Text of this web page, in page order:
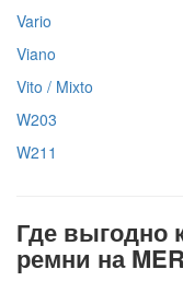
Vario
Viano
Vito / Mixto
W203
W211
Где выгодно
ремни на